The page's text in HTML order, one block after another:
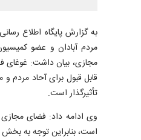
به گزارش پایگاه اطلاع
مردم آبادان و عضو
مجازی، بیان داشت: غوغای
قابل قبول برای آحاد
تأثیرگذار است.
وی ادامه داد: فضای مجازی
است، بنابراین توجه به